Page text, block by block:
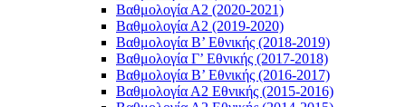
Βαθμολογία Α2 (2020-2021)
Βαθμολογία Α2 (2019-2020)
Βαθμολογία B’ Εθνικής (2018-2019)
Βαθμολογία Γ’ Εθνικής (2017-2018)
Βαθμολογία Β’ Εθνικής (2016-2017)
Βαθμολογία Α2 Εθνικής (2015-2016)